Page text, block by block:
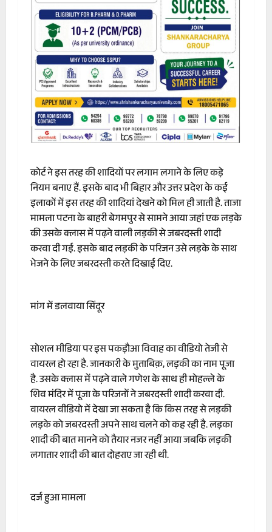
कोर्ट ने इस तरह की शादियों पर लगाम लगाने के लिए कड़े
नियम बनाए हैं. इसके बाद भी बिहार और उत्तर प्रदेश के कई
इलाकों में इस तरह की शादियां देखने को मिल ही जाती है. ताजा
मामला पटना के बाहरी बेगमपुर से सामने आया जहां एक लड़के
की उसके क्लास में पढ़ने वाली लड़की से जबरदस्ती शादी
करवा दी गई. इसके बाद लड़की के परिजन उसे लड़के के साथ
भेजने के लिए जबरदस्ती करते दिखाई दिए.
मांग में डलवाया सिंदूर
सोशल मीडिया पर इस पकड़ौआ विवाह का वीडियो तेजी से
वायरल हो रहा है. जानकारी के मुताबिक़, लड़की का नाम पूजा
है. उसके क्लास में पढ़ने वाले गणेश के साथ ही मोहल्ले के
शिव मंदिर में पूजा के परिजनों ने जबरदस्ती शादी करवा दी.
वायरल वीडियो में देखा जा सकता है कि किस तरह से लड़की
लड़के को जबरदस्ती अपने साथ चलने को कह रही है. लड़का
शादी की बात मानने को तैयार नजर नहीं आया जबकि लड़की
लगातार शादी की बात दोहराए जा रही थी.
दर्ज हुआ मामला